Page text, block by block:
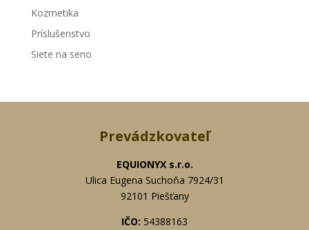
Kozmetika
Príslušenstvo
Siete na seno
Prevádzkovateľ
EQUIONYX s.r.o.
Ulica Eugena Suchoňa 7924/31
92101 Piešťany
IČO: 54388163